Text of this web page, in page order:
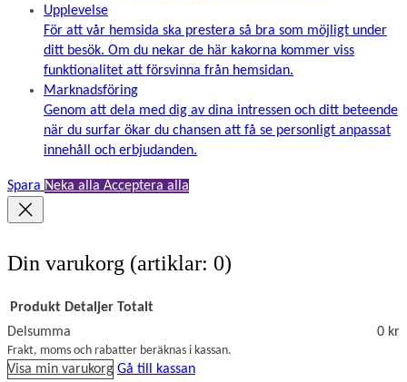
Upplevelse
För att vår hemsida ska prestera så bra som möjligt under
ditt besök. Om du nekar de här kakorna kommer viss
funktionalitet att försvinna från hemsidan.
Marknadsföring
Genom att dela med dig av dina intressen och ditt beteende
när du surfar ökar du chansen att få se personligt anpassat
innehåll och erbjudanden.
Spara Neka alla Acceptera alla
Din varukorg (artiklar: 0)
Produkter
Produkt Detaljer Totalt
Delsumma
0 kr
Frakt, moms och rabatter beräknas i kassan.
Visa min varukorg Gå till kassan